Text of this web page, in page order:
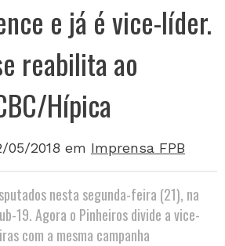
e já é vice-líder.
reabilita ao
Hí­pica
05/2018 em Imprensa FPB
nesta segunda-feira (21), na
19. Agora o Pinheiros divide a vice-
com a mesma campanha